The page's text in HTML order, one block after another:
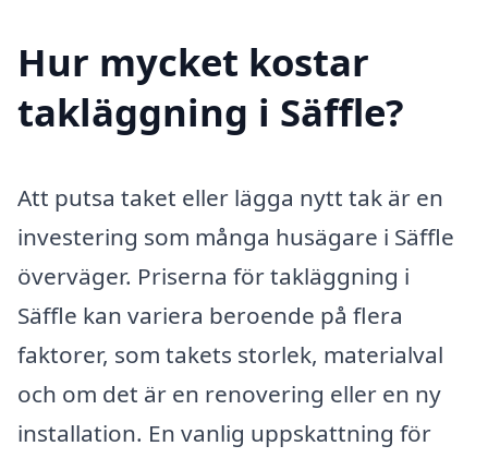
Hur mycket kostar
takläggning i Säffle?
Att putsa taket eller lägga nytt tak är en
investering som många husägare i Säffle
överväger. Priserna för takläggning i
Säffle kan variera beroende på flera
faktorer, som takets storlek, materialval
och om det är en renovering eller en ny
installation. En vanlig uppskattning för